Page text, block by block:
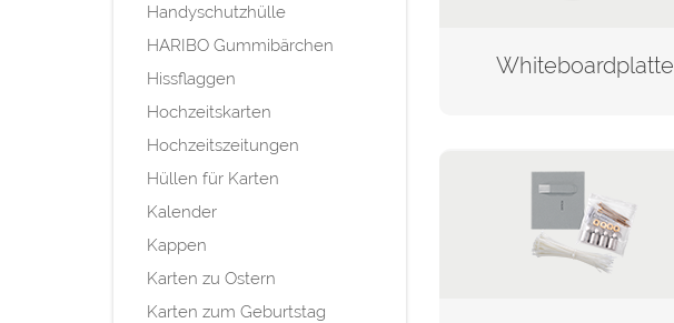
Handyschutzhülle
HARIBO Gummibärchen
Hissflaggen
Hochzeitskarten
Hochzeitszeitungen
Hüllen für Karten
Kalender
Kappen
Karten zu Ostern
Karten zum Geburtstag
Whiteboardplatte